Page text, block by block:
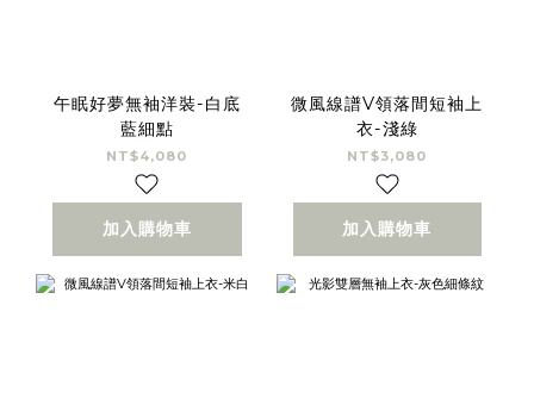
午眠好夢無袖洋裝-白底
藍細點
NT$4,080
加入購物車
微風線譜V領落間短袖上
衣-淺綠
NT$3,080
加入購物車